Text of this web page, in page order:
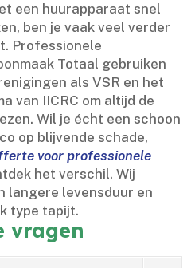
een huurapparaat snel
ben je vaak veel verder
Professionele
Totaal gebruiken
als VSR en het
van IICRC om altijd de
Wil je écht een schoon
op blijvende schade,
voor professionele
het verschil.​ Wij
langere levensduur en
type tapijt.​
vragen